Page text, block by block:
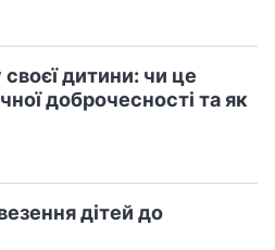
дитини: чи це
доброчесності та як
дітей до